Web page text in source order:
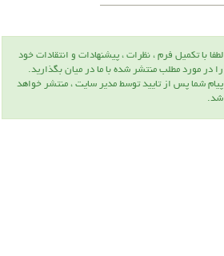
لطفا با تكميل فرم ، نظرات ، پيشنهادات و انتقادات خود
را در مورد مطلب منتشر شده با ما در ميان بگذاريد.
پيام شما پس از تاييد توسط مدير سايت ، منتشر خواهد
شد.
جناب آقای
دکتر نعمت
سرکارخانم
دکتر راحله